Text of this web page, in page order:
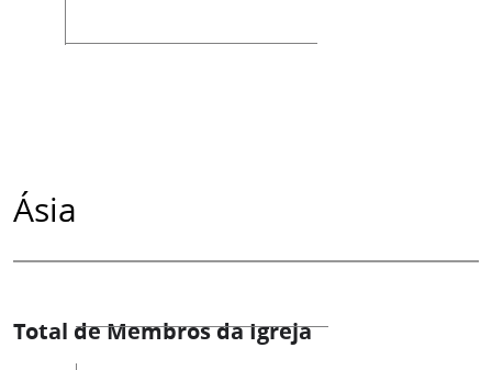
Ásia
Total de Membros da Igreja